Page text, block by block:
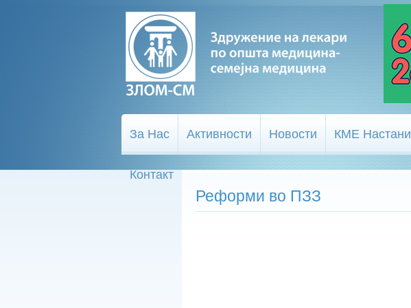
За Нас Активности Новости КМЕ Настани
Контакт
Реформи во ПЗЗ